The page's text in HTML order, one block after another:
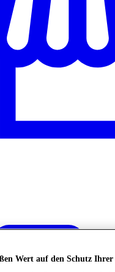
Wert auf den Schutz Ihrer